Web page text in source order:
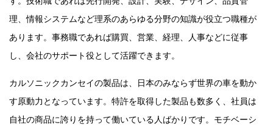
理、情報システムなど理系のあらゆる分野の知識が役立つ職種が
あります。事務職であれば購買、営業、経理、人事などに従事
し、会社のサポート役として活躍できます。
カルソニックカンセイの製品は、日本のみならず世界の車を動か
す原動力となっています。特許を取得した製品も数多く、社員は
自社の商品に誇りを持って働いている人ばかりです。モチベーシ